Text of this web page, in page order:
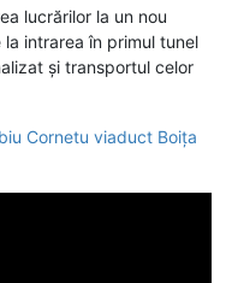
lucrărilor la un nou
intrarea în primul tunel
și transportul celor
Cornetu viaduct Boița